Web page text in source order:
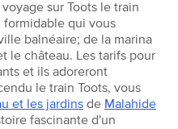
sur Toots le train
formidable qui vous
balnéaire; de la marina
le château. Les tarifs pour
et ils adoreront
le train Toots, vous
et les jardins de Malahide
fascinante d'un